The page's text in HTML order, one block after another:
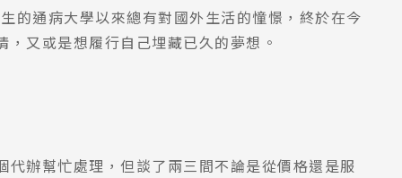
的通病大學以來總有對國外生活的憧憬，終於在今
又或是想履行自己埋藏已久的夢想。
辦幫忙處理，但談了兩三間不論是從價格還是服